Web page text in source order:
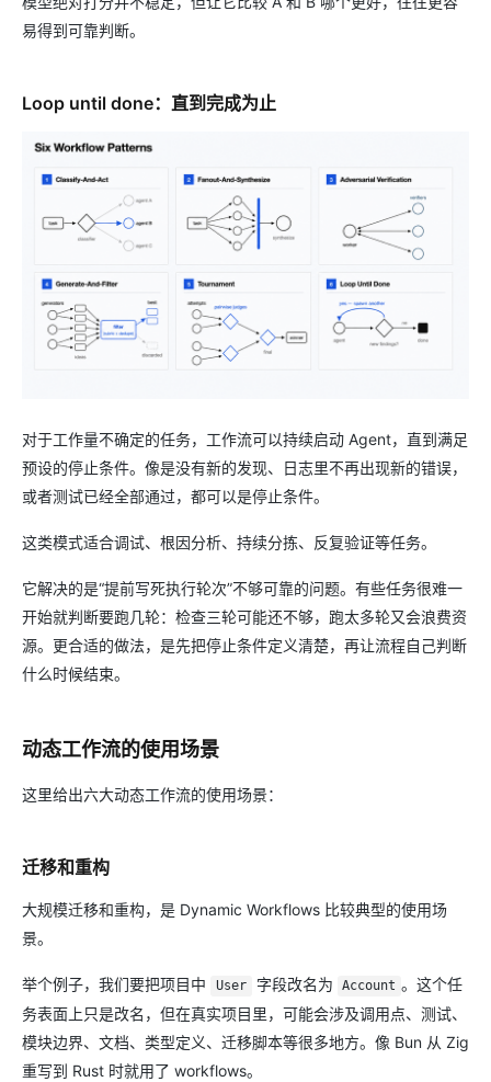
易得到可靠判断。
Loop until done：直到完成为止
对于工作量不确定的任务，工作流可以持续启动 Agent，直到满足
预设的停止条件。像是没有新的发现、日志里不再出现新的错误，
或者测试已经全部通过，都可以是停止条件。
这类模式适合调试、根因分析、持续分拣、反复验证等任务。
它解决的是“提前写死执行轮次”不够可靠的问题。有些任务很难一
开始就判断要跑几轮：检查三轮可能还不够，跑太多轮又会浪费资
源。更合适的做法，是先把停止条件定义清楚，再让流程自己判断
什么时候结束。
动态工作流的使用场景
这里给出六大动态工作流的使用场景：
迁移和重构
大规模迁移和重构，是 Dynamic Workflows 比较典型的使用场
景。
举个例子，我们要把项目中 User 字段改名为 Account 。这个任
务表面上只是改名，但在真实项目里，可能会涉及调用点、测试、
模块边界、文档、类型定义、迁移脚本等很多地方。像 Bun 从 Zig
重写到 Rust 时就用了 workflows。